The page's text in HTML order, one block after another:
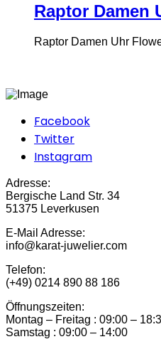
Raptor Damen
Raptor Damen Uhr
Facebook
Twitter
Instagram
Adresse:
Bergische Land Str. 34
51375 Leverkusen
E-Mail Adresse:
info@karat-juwelier.com
Telefon:
(+49) 0214 890 88 186
Öffnungszeiten:
Montag – Freitag : 09:00 –
Samstag : 09:00 – 14:00